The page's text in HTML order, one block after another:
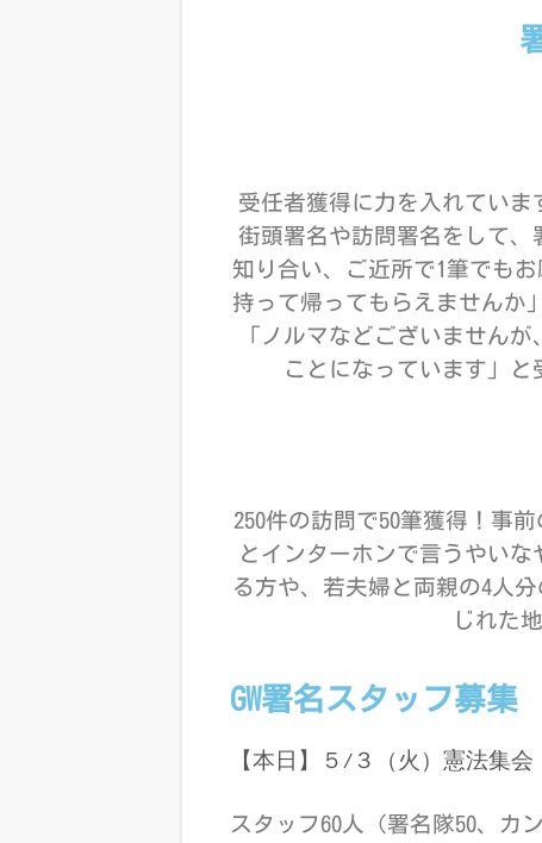
受任者獲得に力を入れてい
街頭署名や訪問署名をして
知り合い、ご近所で1筆でも
持って帰ってもらえませんか
「ノルマなどございません
ことになっています」と
250件の訪問で50筆獲得！事
とインターホンで言うやい
る方や、若夫婦と両親の4人
じれた
GW署名スタッフ募集
【本日】５ /３（火）憲法集
スタッフ60人（署名隊50、カ